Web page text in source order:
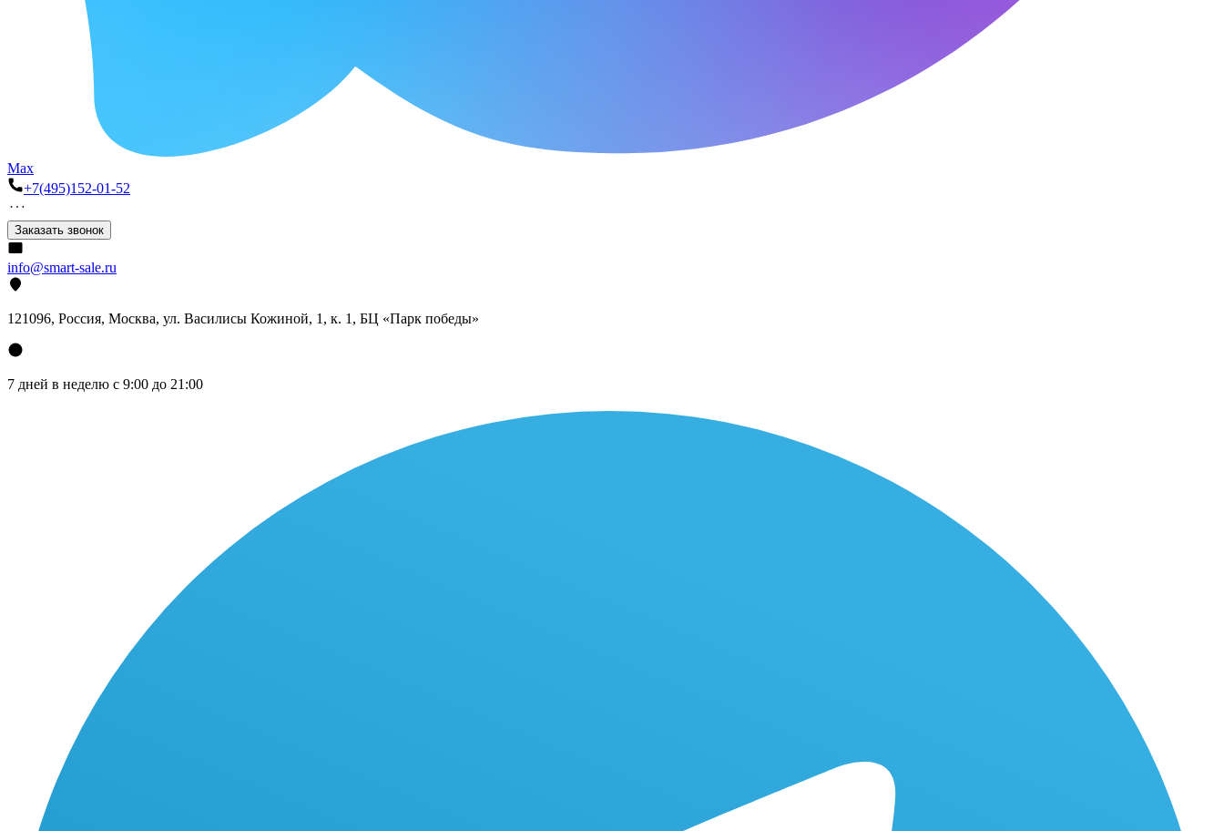
Max
+7(495)152-01-52
Заказать звонок
info@smart-sale.ru
121096, Россия, Москва, ул. Василисы Кожиной, 1, к. 1, БЦ «Парк победы»
7 дней в неделю с 9:00 до 21:00